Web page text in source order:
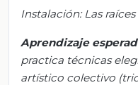
Instalación: Las
Aprendizaje
practica técnicas
artístico colectivo